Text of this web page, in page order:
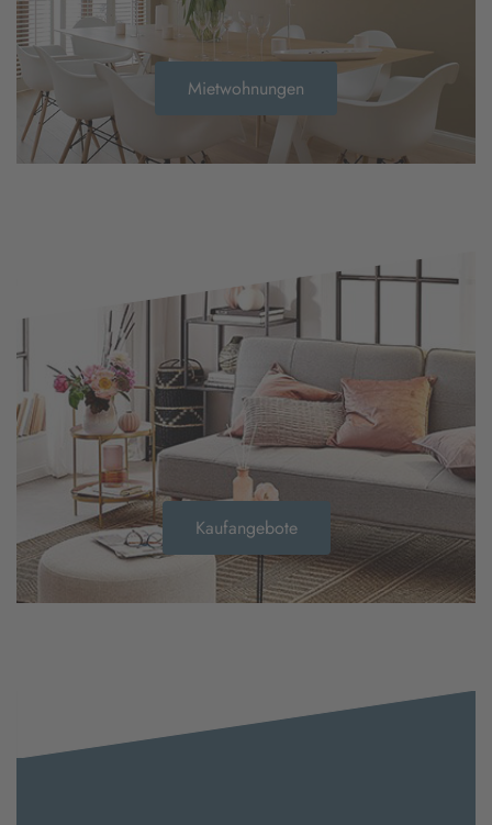
Mietwohnungen
Kaufangebote